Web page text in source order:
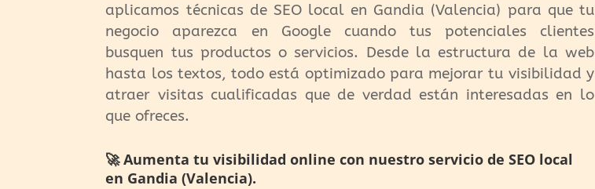
aplicamos técnicas de SEO local en Gandia (Valencia) para que tu
negocio aparezca en Google cuando tus potenciales clientes
busquen tus productos o servicios. Desde la estructura de la web
hasta los textos, todo está optimizado para mejorar tu visibilidad y
atraer visitas cualificadas que de verdad están interesadas en lo
que ofreces.
🚀 Aumenta tu visibilidad online con nuestro servicio de SEO local
en Gandia (Valencia).